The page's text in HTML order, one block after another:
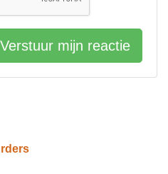
Verstuur mijn reactie